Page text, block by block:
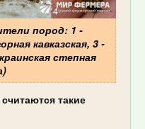
пород: 1 -
кавказская, 3 -
степная
такие